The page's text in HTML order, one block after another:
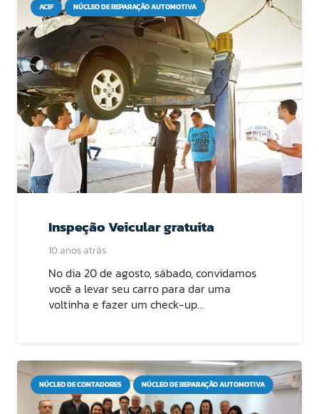
ACIF NÚCLEO DE REPARAÇÃO AUTOMOTIVA
Inspeção Veicular gratuita
10 anos atrás
No dia 20 de agosto, sábado, convidamos
você a levar seu carro para dar uma
voltinha e fazer um check-up…
NÚCLEO DE CONTADORES NÚCLEO DE REPARAÇÃO AUTOMOTIVA